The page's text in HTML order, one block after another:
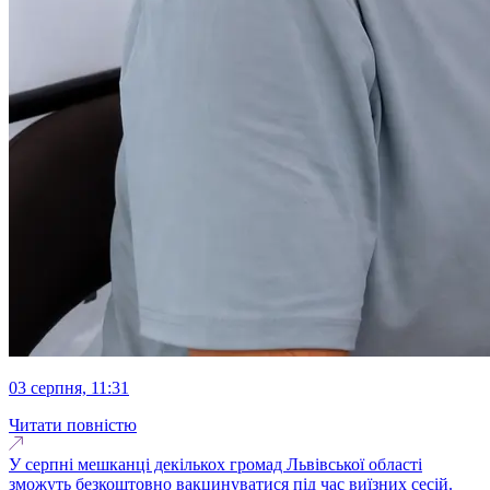
03 серпня, 11:31
Читати повністю
У серпні мешканці декількох громад Львівської області
зможуть безкоштовно вакцинуватися під час виїзних сесій.